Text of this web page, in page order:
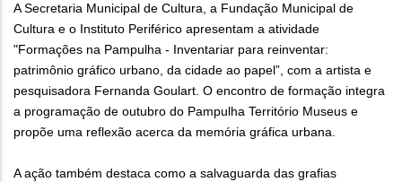
A Secretaria Municipal de Cultura, a Fundação Municipal de
Cultura e o Instituto Periférico apresentam a atividade
"Formações na Pampulha - Inventariar para reinventar:
patrimônio gráfico urbano, da cidade ao papel”, com a artista e
pesquisadora Fernanda Goulart. O encontro de formação integra
a programação de outubro do Pampulha Território Museus e
propõe uma reflexão acerca da memória gráfica urbana.
A ação também destaca como a salvaguarda das grafias